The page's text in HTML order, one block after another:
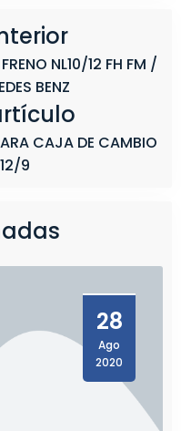
M
/
NL10/12 FH FM /
BENZ
CAJA DE CAMBIO
9
28
Ago
2020